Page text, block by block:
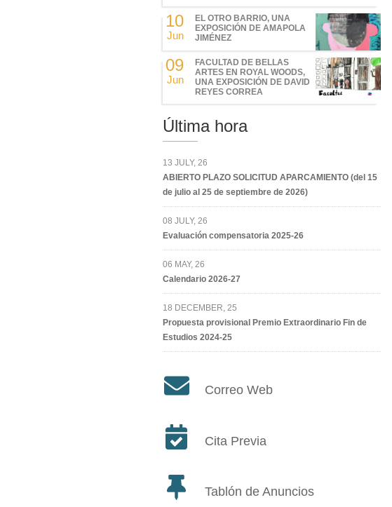
10
Jun
EL OTRO BARRIO, UNA
EXPOSICIÓN DE AMAPOLA
JIMÉNEZ
09
Jun
FACULTAD DE BELLAS
ARTES EN ROYAL WOODS,
UNA EXPOSICIÓN DE DAVID
REYES CORREA
Última hora
13 JULY, 26
ABIERTO PLAZO SOLICITUD APARCAMIENTO (del 15
de julio al 25 de septiembre de 2026)
08 JULY, 26
Evaluación compensatoria 2025-26
06 MAY, 26
Calendario 2026-27
18 DECEMBER, 25
Propuesta provisional Premio Extraordinario Fin de
Estudios 2024-25
Correo Web
Cita Previa
Tablón de Anuncios